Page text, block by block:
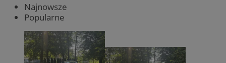
Najnowsze
Popularne